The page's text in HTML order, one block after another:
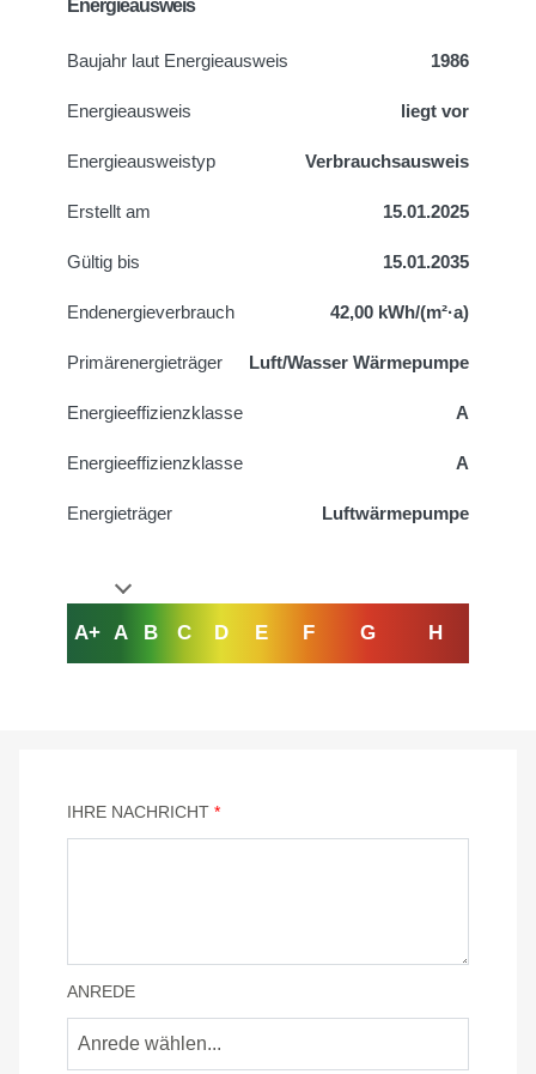
Energieausweis
Baujahr laut Energieausweis 1986
Energieausweis liegt vor
Energie­ausweistyp Verbrauchsausweis
Erstellt am 15.01.2025
Gültig bis 15.01.2035
Endenergieverbrauch 42,00 kWh/(m²·a)
Primärenergieträger Luft/Wasser Wärmepumpe
Energieeffizienzklasse A
Energieeffizienzklasse A
Energieträger Luftwärmepumpe
A+ A B C D E F G H
IHRE NACHRICHT *
ANREDE